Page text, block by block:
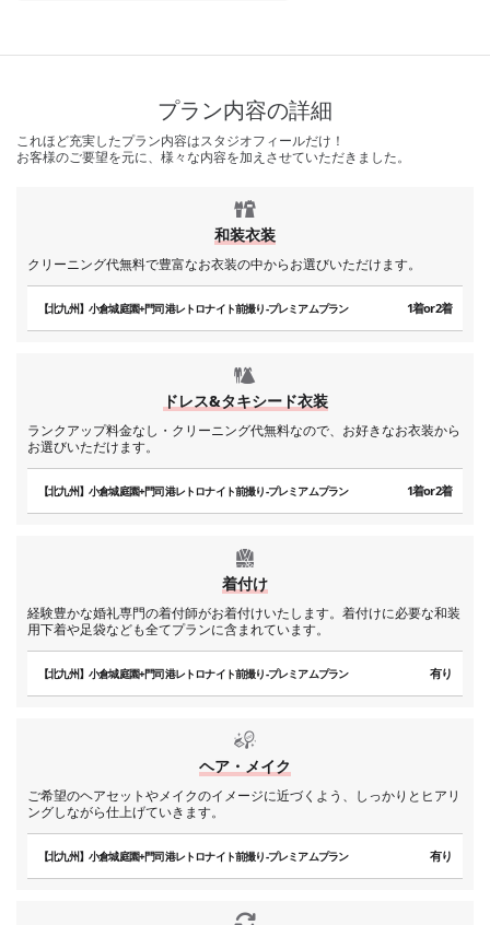
プラン内容の詳細
これほど充実したプラン内容はスタジオフィールだけ！
お客様のご要望を元に、様々な内容を加えさせていただきました。
和装衣装
クリーニング代無料で豊富なお衣装の中からお選びいただけます。
【北九州】小倉城庭園+門司港レトロナイト前撮り-プレミアムプラン 1着or2着
ドレス&タキシード衣装
ランクアップ料金なし・クリーニング代無料なので、お好きなお衣装から
お選びいただけます。
【北九州】小倉城庭園+門司港レトロナイト前撮り-プレミアムプラン 1着or2着
着付け
経験豊かな婚礼専門の着付師がお着付けいたします。着付けに必要な和装
用下着や足袋なども全てプランに含まれています。
【北九州】小倉城庭園+門司港レトロナイト前撮り-プレミアムプラン 有り
ヘア・メイク
ご希望のヘアセットやメイクのイメージに近づくよう、しっかりとヒアリ
ングしながら仕上げていきます。
【北九州】小倉城庭園+門司港レトロナイト前撮り-プレミアムプラン 有り